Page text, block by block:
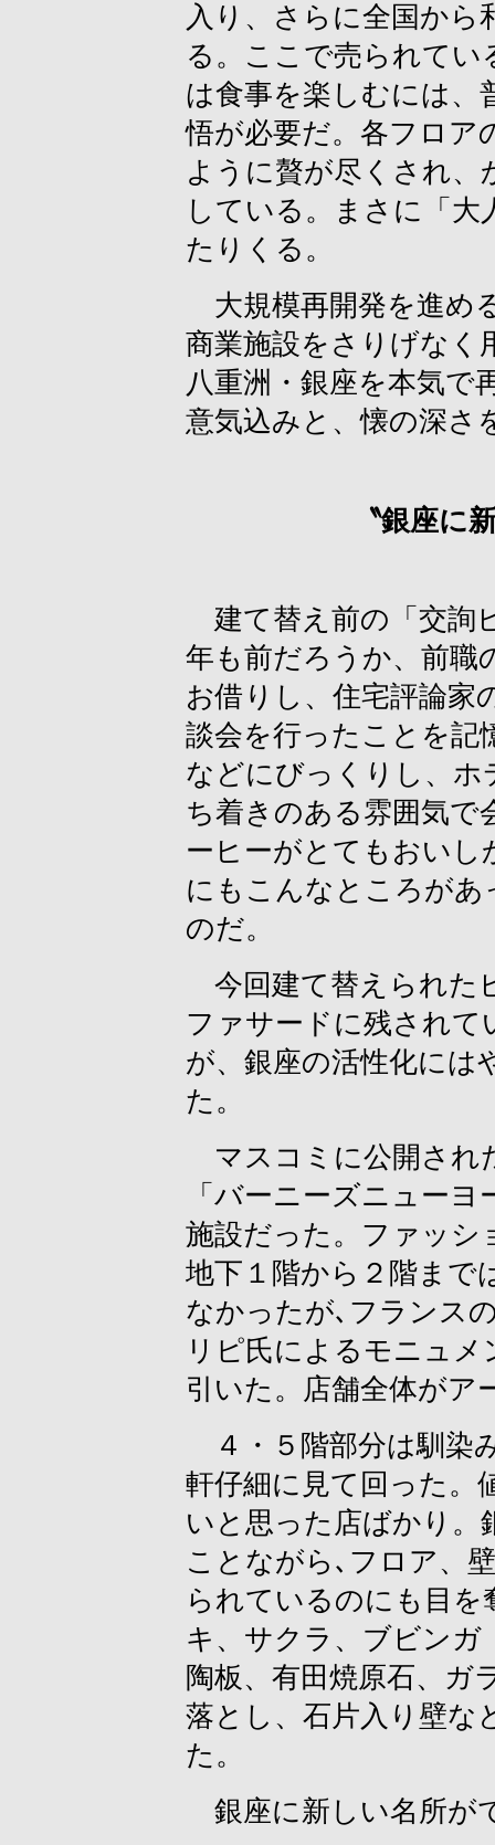
入り、さらに全国から
る。ここで売られて
は食事を楽しむには、
悟が必要だ。各フロア
ように贅が尽くされ、
している。まさに「
たりくる。
大規模再開発を進め
商業施設をさりげなく
八重洲・銀座を本気で
意気込みと、懐の深さ
〝銀座に
建て替え前の「交詢
年も前だろうか、前職
お借りし、住宅評論家
談会を行ったことを記
などにびっくりし、ホ
ち着きのある雰囲気で
ーヒーがとてもおいし
にもこんなところが
のだ。
今回建て替えられた
ファサードに残され
が、銀座の活性化には
た。
マスコミに公開され
「バーニーズニュー
施設だった。ファッシ
地下１階から２階まで
なかったが､フランス
リピ氏によるモニュ
引いた。店舗全体がア
４・５階部分は馴染
軒仔細に見て回った。
いと思った店ばかり。
ことながら､フロア、
られているのにも目
キ、サクラ、ブビンガ
陶板、有田焼原石、ガ
落とし、石片入り壁な
た。
銀座に新しい名所が